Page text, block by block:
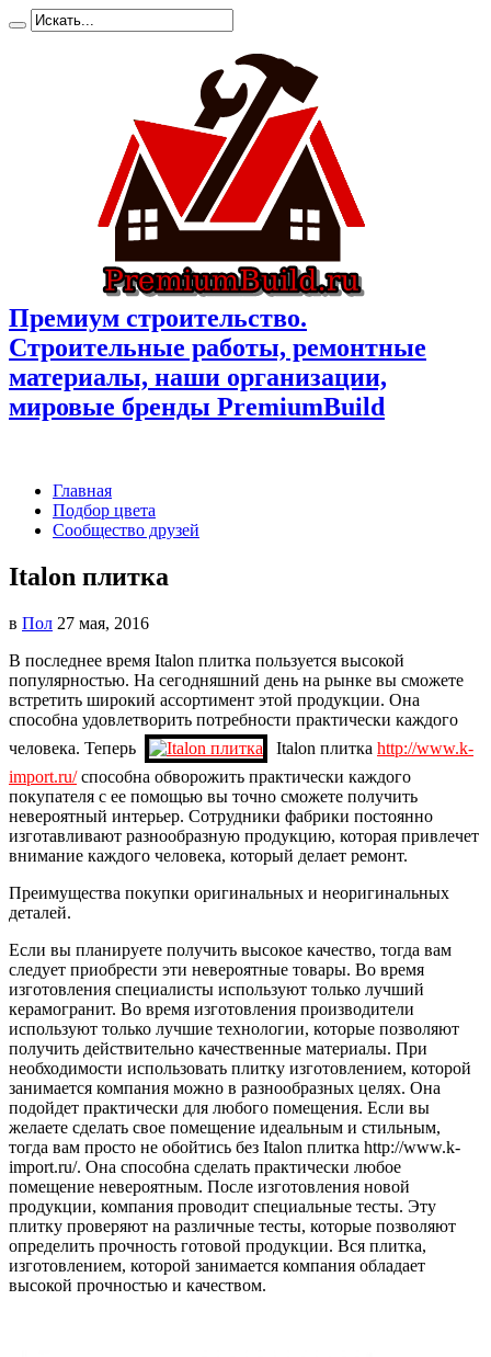
Премиум cтроительство.
Cтроительные работы, ремонтные
материалы, наши организации,
мировые бренды PremiumBuild
Главная
Подбор цвета
Сообщество друзей
Italon плитка
в Пол 27 мая, 2016
В последнее время Italon плитка пользуется высокой
популярностью. На сегодняшний день на рынке вы сможете
встретить широкий ассортимент этой продукции. Она
способна удовлетворить потребности практически каждого
человека. Теперь
Italon плитка http://www.k-
import.ru/способна обворожить практически каждого
покупателя с ее помощью вы точно сможете получить
невероятный интерьер. Сотрудники фабрики постоянно
изготавливают разнообразную продукцию, которая привлечет
внимание каждого человека, который делает ремонт.
Преимущества покупки оригинальных и неоригинальных
деталей.
Если вы планируете получить высокое качество, тогда вам
следует приобрести эти невероятные товары. Во время
изготовления специалисты используют только лучший
керамогранит. Во время изготовления производители
используют только лучшие технологии, которые позволяют
получить действительно качественные материалы. При
необходимости использовать плитку изготовлением, которой
занимается компания можно в разнообразных целях. Она
подойдет практически для любого помещения. Если вы
желаете сделать свое помещение идеальным и стильным,
тогда вам просто не обойтись без Italon плитка http://www.k-
import.ru/. Она способна сделать практически любое
помещение невероятным. После изготовления новой
продукции, компания проводит специальные тесты. Эту
плитку проверяют на различные тесты, которые позволяют
определить прочность готовой продукции. Вся плитка,
изготовлением, которой занимается компания обладает
высокой прочностью и качеством.